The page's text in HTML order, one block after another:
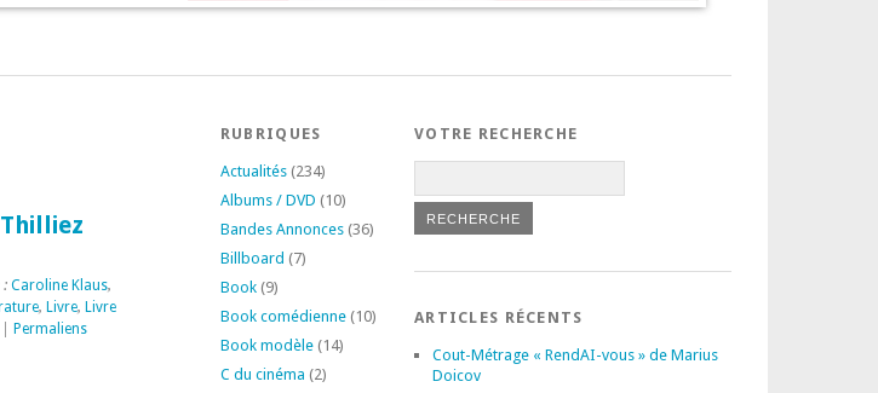
: Caroline Klaus,
, Livre, Livre
Permaliens
RUBRIQUES
Actualités(234)
Albums / DVD (10)
Bandes Annonces(36)
Billboard (7)
Book(9)
Book comédienne(10)
Book modèle(14)
C du cinéma (2)
VOTRE RECHERCHE
ARTICLES RÉCENTS
Cout-Métrage « RendAI-vous » de Marius
Doicov